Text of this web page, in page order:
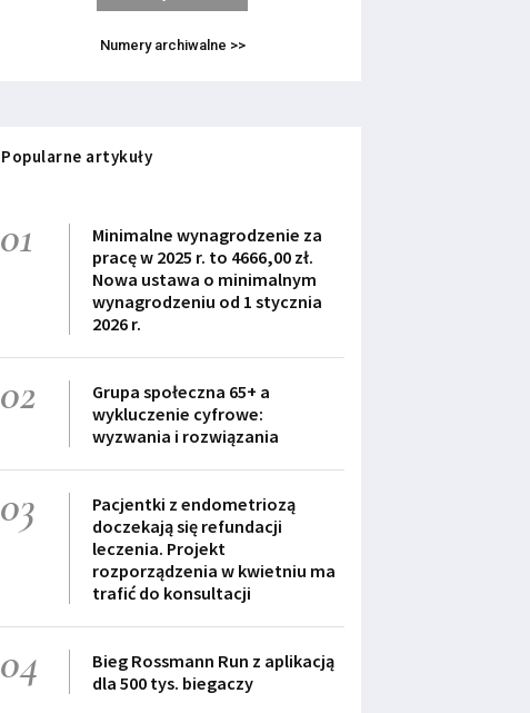
Numery archiwalne >>
Popularne artykuły
01
Minimalne wynagrodzenie za
pracę w 2025 r. to 4666,00 zł.
Nowa ustawa o minimalnym
wynagrodzeniu od 1 stycznia
2026 r.
02
Grupa społeczna 65+ a
wykluczenie cyfrowe:
wyzwania i rozwiązania
03
Pacjentki z endometriozą
doczekają się refundacji
leczenia. Projekt
rozporządzenia w kwietniu ma
trafić do konsultacji
04
Bieg Rossmann Run z aplikacją
dla 500 tys. biegaczy